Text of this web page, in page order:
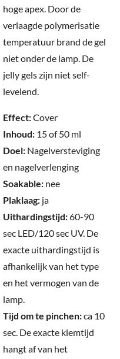
hoge apex. Door de
verlaagde polymerisatie
temperatuur brand de gel
niet onder de lamp. De
jelly gels zijn niet self-
levelend.
Effect:Cover
Inhoud: 15 of 50 ml
Doel: Nagelversteviging
en nagelverlenging
Soakable: nee
Plaklaag: ja
Uithardingstijd:60-90
sec LED/120 sec UV. De
exacte uithardingstijd is
afhankelijk van het type
en het vermogen van de
lamp.
Tijd om te pinchen:ca 10
sec. De exacte klemtijd
hangt af van het